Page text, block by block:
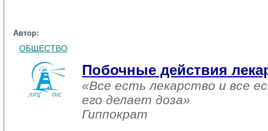
Автор:
ОБЩЕСТВО
Побочные действия
«Все есть лекарство и все
его делает доза»
Гиппократ